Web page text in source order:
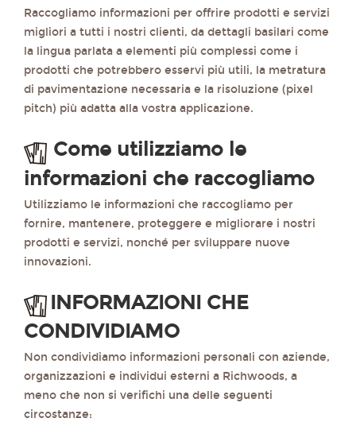
Raccogliamo informazioni per offrire prodotti e servizi
migliori a tutti i nostri clienti, da dettagli basilari come
la lingua parlata a elementi più complessi come i
prodotti che potrebbero esservi più utili, la metratura
di pavimentazione necessaria e la risoluzione (pixel
pitch) più adatta alla vostra applicazione.
Come utilizziamo le
informazioni che raccogliamo
Utilizziamo le informazioni che raccogliamo per
fornire, mantenere, proteggere e migliorare i nostri
prodotti e servizi, nonché per sviluppare nuove
innovazioni.
INFORMAZIONI CHE
CONDIVIDIAMO
Non condividiamo informazioni personali con aziende,
organizzazioni e individui esterni a Richwoods, a
meno che non si verifichi una delle seguenti
circostanze: